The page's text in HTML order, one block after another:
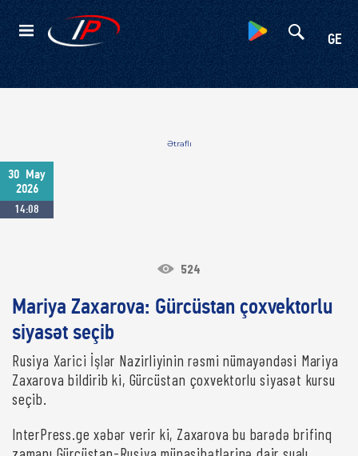
GE
Kateqoriyalar
Ətraflı
30
May
2026
14:08
524
Mariya Zaxarova: Gürcüstan çoxvektorlu
siyasət seçib
Rusiya Xarici İşlər Nazirliyinin rəsmi nümayəndəsi Mariya
Zaxarova bildirib ki, Gürcüstan çoxvektorlu siyasət kursu
seçib.
InterPress.ge xəbər verir ki, Zaxarova bu barədə brifinq